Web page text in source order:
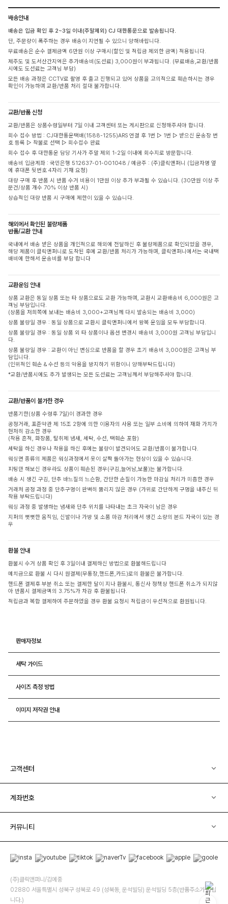
배송안내
배송은 입금 확인 후 2~3일 이내(주말제외) CJ 대한통운으로 발송됩니다.
단, 주문량이 폭주하는 경우 배송이 지연될 수 있으니 양해바랍니다.
무료배송은 순수 결제금액 6만원 이상 구매시(할인 및 적립금 제외한 금액) 적용됩니다.
제주도 및 도서산간지역은 추가배송비(도선료) 3,000원이 부과됩니다. (무료배송,교환/반품
시에도 도선료는 고객님 부담)
모든 배송 과정은 CCTV로 촬영 후 출고 진행되고 있어 상품을 고의적으로 훼손하시는 경우
확인이 가능하며 교환/반품 처리 절대 불가합니다.
교환/반품 신청
교환/반품은 상품수령일부터 7일 이내 고객센터 또는 게시판으로 신청해주셔야 합니다.
회수 접수 방법 : CJ대한통운택배(1588-1255)ARS 연결 후 1번 ▷ 1번 ▷ 받으신 운송장 번
호 등록 ▷ 착불로 선택 ▷ 회수접수 완료
회수 접수 후 대한통운 담당 기사가 주말 제외 1-2일 이내에 회수지로 방문합니다.
배송비 입금계좌 : 국민은행 512637-01-001048 / 예금주 : (주)클릭앤퍼니 (입금자명 옆
에 휴대폰 뒷번호 4자리 기재 요청)
대량 구매 후 반품 시 반품 수거 비용이 1만원 이상 추가 부과될 수 있습니다. (30만원 이상 주
문건/상품 개수 70% 이상 반품 시)
상습적인 대량 반품 시 구매에 제한이 있을 수 있습니다.
해외에서 확인된 불량제품
반품/교환 안내
국내에서 배송 받은 상품을 개인적으로 해외에 전달하신 후 불량제품으로 확인되었을 경우,
해당 제품이 클릭앤퍼니로 도착된 후에 교환/반품 처리가 가능하며, 클릭앤퍼니에서는 국내택
배비에 한해서 운송비를 부담 합니다
교환운임 안내
상품 교환은 동일 상품 또는 타 상품으로도 교환 가능하며, 교환시 교환배송비 6,000원은 고
객님 부담입니다.
(상품을 저희쪽에 보내는 배송비 3,000+고객님께 다시 발송되는 배송비 3,000)
상품 불량일 경우 : 동일 상품으로 교환시 클릭앤퍼니에서 왕복 운임을 모두 부담합니다.
상품 불량일 경우 : 동일 상품 외 타 상품이나 옵션 변경시 배송비 3,000원 고객님 부담입니
다.
상품 불량일 경우 : 교환이 아닌 변심으로 반품을 할 경우 초기 배송비 3,000원은 고객님 부
담입니다.
(인위적인 훼손 & 수선 등의 악용을 방지하기 위함이니 양해부탁드립니다)
*교환/반품시에도 추가 발생되는 모든 도선료는 고객님께서 부담해주셔야 합니다.
교환/반품이 불가한 경우
반품기한(상품 수령후 7일)이 경과한 경우
공정거래, 표준약관 제 15조 2항에 의한 이용자의 사용 또는 일부 소비에 의하여 재화 가치가
현저히 감소한 경우
(착용 흔적, 화장품, 탈취제 냄새, 세탁, 수선, 택훼손 포함)
세탁을 하신 경우나 착용을 하신 후에는 불량이 발견되어도 교환/반품이 불가합니다.
워싱면 종류의 제품은 워싱과정에서 옷이 살짝 돌아가는 현상이 있을 수 있습니다.
피팅만 해보신 경우라도 상품이 훼손된 경우(구김,늘어남,보풀)는 불가합니다.
배송 시 생긴 구김, 단추 바느질의 느슨함, 간단한 손질이 가능한 마감실 처리가 미흡한 경우
거래처 공정 과정 중 단추구멍이 완벽히 뚫리지 않은 경우 (가위로 간단하게 구멍을 내주신 뒤
착용 부탁드립니다)
워싱 과정 중 발생하는 냄새와 단추 위치를 나타내는 초크 자국이 남은 경우
지퍼의 뻣뻣한 움직임, 신발이나 가방 및 소품 마감 처리에서 생긴 소량의 본드 자국이 있는 경
우
환불 안내
환불시 수거 상품 확인 후 3일이내 결제하신 방법으로 환불해드립니다
예치금으로 환불 시 다시 원결제(무통장,핸드폰,카드)로의 환불은 불가합니다.
핸드폰 결제후 부분 취소 또는 결제한 달이 지나 환불시, 통신사 정책상 핸드폰 취소가 되지않
아 반품시 결제금액의 3.75%가 차감 후 환불됩니다.
적립금과 복합 결제하여 주문하였을 경우 환불 요청시 적립금이 우선적으로 환원됩니다.
판매자정보
세탁 가이드
사이즈 측정 방법
이미지 저작권 안내
고객센터
계좌번호
커뮤니티
(주)클릭앤퍼니/김예중
02880 서울특별시 성북구 성북로 49 (성북동, 운석빌딩) 운석빌딩 5층(반품주소가 아닙
니다.)